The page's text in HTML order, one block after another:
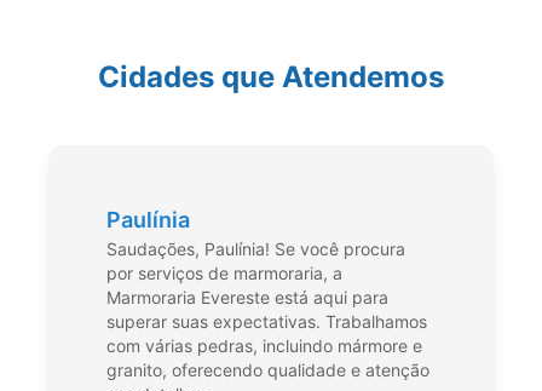
Cidades que Atendemos
Paulínia
Saudações, Paulínia! Se você procura
por serviços de marmoraria, a
Marmoraria Evereste está aqui para
superar suas expectativas. Trabalhamos
com várias pedras, incluindo mármore e
granito, oferecendo qualidade e atenção